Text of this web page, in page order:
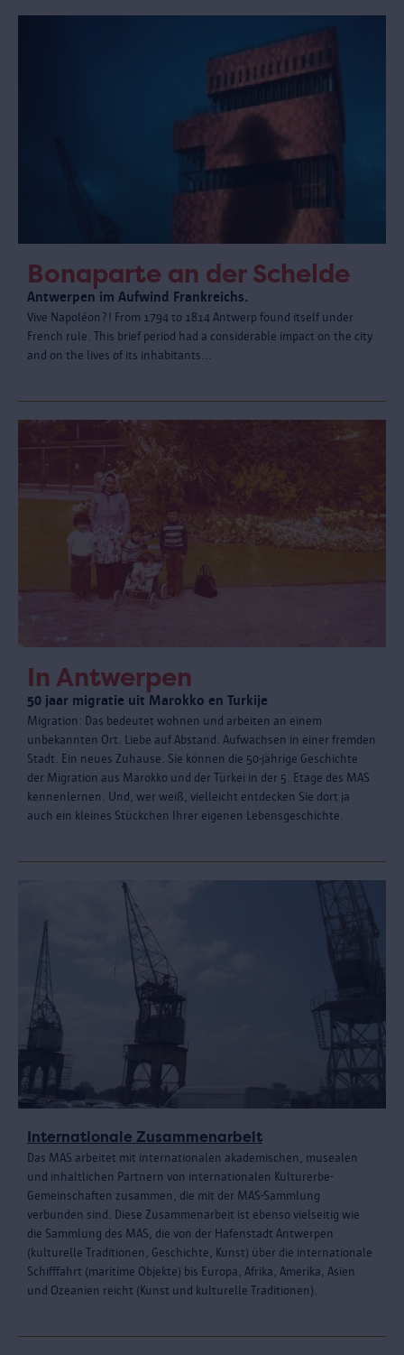
Bonaparte an der Schelde
Antwerpen im Aufwind Frankreichs.
Vive Napoléon?! From 1794 to 1814 Antwerp found itself under
French rule. This brief period had a considerable impact on the city
and on the lives of its inhabitants...
In Antwerpen
50 jaar migratie uit Marokko en Turkije
Migration: Das bedeutet wohnen und arbeiten an einem
unbekannten Ort. Liebe auf Abstand. Aufwachsen in einer fremden
Stadt. Ein neues Zuhause. Sie können die 50-jährige Geschichte
der Migration aus Marokko und der Türkei in der 5. Etage des MAS
kennenlernen. Und, wer weiß, vielleicht entdecken Sie dort ja
auch ein kleines Stückchen Ihrer eigenen Lebensgeschichte.
Internationale Zusammenarbeit
Das MAS arbeitet mit internationalen akademischen, musealen
und inhaltlichen Partnern von internationalen Kulturerbe-
Gemeinschaften zusammen, die mit der MAS-Sammlung
verbunden sind. Diese Zusammenarbeit ist ebenso vielseitig wie
die Sammlung des MAS, die von der Hafenstadt Antwerpen
(kulturelle Traditionen, Geschichte, Kunst) über die internationale
Schifffahrt (maritime Objekte) bis Europa, Afrika, Amerika, Asien
und Ozeanien reicht (Kunst und kulturelle Traditionen).